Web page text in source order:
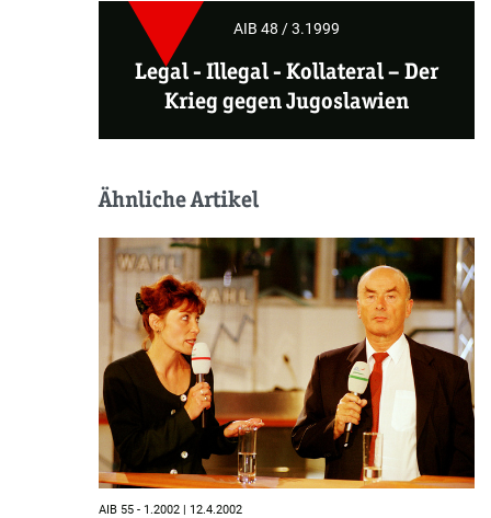
AIB 48 / 3.1999
Legal - Illegal - Kollateral–Der
Krieg gegen Jugoslawien
Ähnliche Artikel
AIB 55 - 1.2002 | 12.4.2002